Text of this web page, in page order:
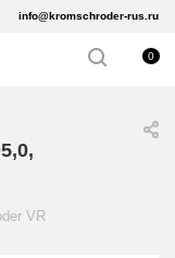
info@kromschroder-rus.ru
0
VR